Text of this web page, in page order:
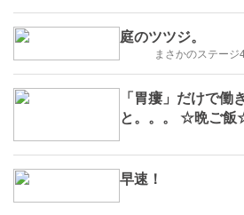
庭のツツジ。
まさかのステージ
「胃瘻」だけで働
と。。。 ☆晩ご
早速！